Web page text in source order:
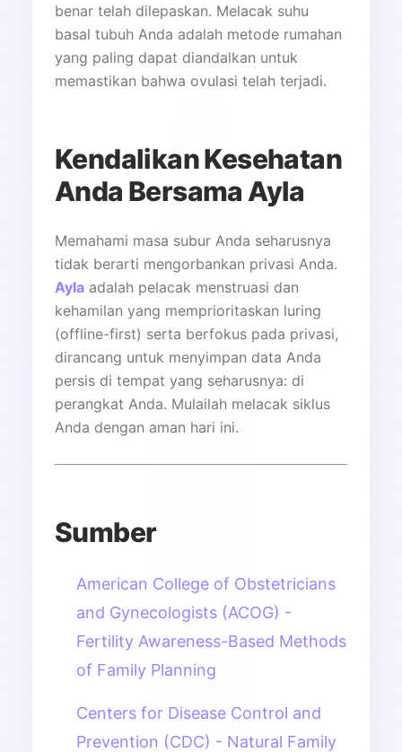
benar telah dilepaskan. Melacak suhu
basal tubuh Anda adalah metode rumahan
yang paling dapat diandalkan untuk
memastikan bahwa ovulasi telah terjadi.
Kendalikan Kesehatan
Anda Bersama Ayla
Memahami masa subur Anda seharusnya
tidak berarti mengorbankan privasi Anda.
Ayla adalah pelacak menstruasi dan
kehamilan yang memprioritaskan luring
(offline-first) serta berfokus pada privasi,
dirancang untuk menyimpan data Anda
persis di tempat yang seharusnya: di
perangkat Anda. Mulailah melacak siklus
Anda dengan aman hari ini.
Sumber
American College of Obstetricians
and Gynecologists (ACOG) -
Fertility Awareness-Based Methods
of Family Planning
Centers for Disease Control and
Prevention (CDC) - Natural Family